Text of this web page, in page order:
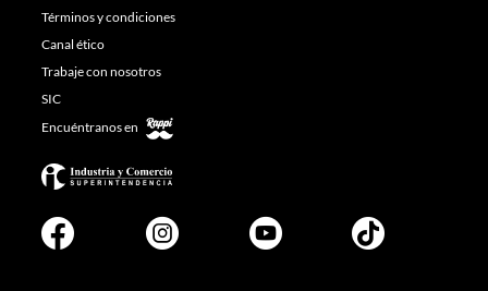
Términos y condiciones
Canal ético
Trabaje con nosotros
SIC
Encuéntranos en